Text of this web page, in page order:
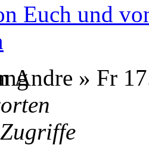
Euch und
Andre » Fr
Zugriffe